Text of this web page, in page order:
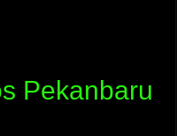
Pekanbaru